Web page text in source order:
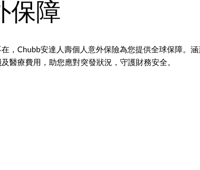
保障
，Chubb安達人壽個人意外保險為您提供全球保障。
醫療費用，助您應對突發狀況，守護財務安全。